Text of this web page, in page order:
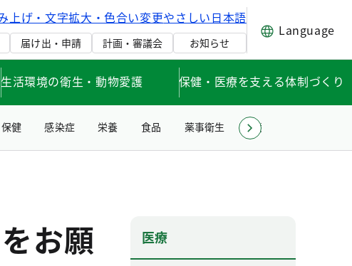
上げ・文字拡大・色合い変更やさしい日本語
届け出・申請 計画・審議会 お知らせ
Language
生活環境の衛生・動物愛護 保健・医療を支える体制づくり
保健 感染症 栄養 食品 薬事衛生 環境衛生・生活衛生
お願
医療